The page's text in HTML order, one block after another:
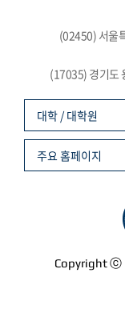
(02450) 서울
(17035) 경기도
Copyright ⓒ
대학 / 대학원
주요 홈페이지